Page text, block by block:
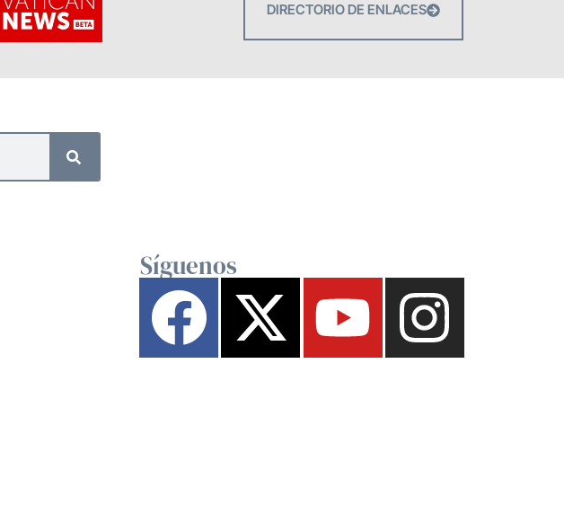
DIRECTORIO DE ENLACES
Síguenos